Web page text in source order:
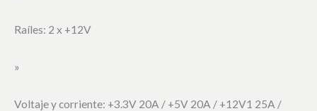
Raíles: 2 x +12V
»
Voltaje y corriente: +3.3V 20A / +5V 20A / +12V1 25A /